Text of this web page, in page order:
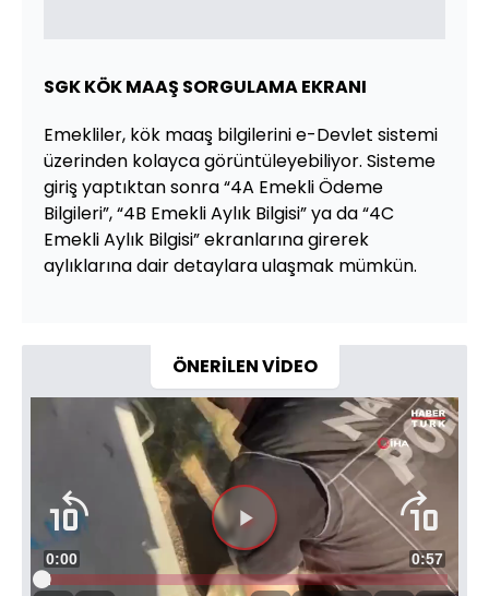
SGK KÖK MAAŞ SORGULAMA EKRANI
Emekliler, kök maaş bilgilerini e-Devlet sistemi
üzerinden kolayca görüntüleyebiliyor. Sisteme
giriş yaptıktan sonra “4A Emekli Ödeme
Bilgileri”, “4B Emekli Aylık Bilgisi” ya da “4C
Emekli Aylık Bilgisi” ekranlarına girerek
aylıklarına dair detaylara ulaşmak mümkün.
ÖNERİLEN VİDEO
Süre
0:00 Toplam
0:57
Yüklendi: